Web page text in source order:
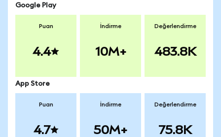
Google Play
Puan
4.4
İndirme
10M+
Değerlendirme
483.8K
App Store
Puan
4.7
İndirme
50M+
Değerlendirme
75.8K